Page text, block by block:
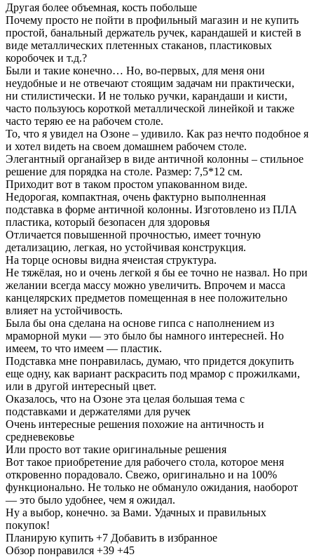
Другая более объемная, кость побольше
Почему просто не пойти в профильный магазин и не купить
простой, банальный держатель ручек, карандашей и кистей в
виде металлических плетенных стаканов, пластиковых
коробочек и т.д.?
Были и такие конечно… Но, во-первых, для меня они
неудобные и не отвечают стоящим задачам ни практически,
ни стилистически. И не только ручки, карандаши и кисти,
часто пользуюсь короткой металлической линейкой и также
часто теряю ее на рабочем столе.
То, что я увидел на Озоне – удивило. Как раз нечто подобное я
и хотел видеть на своем домашнем рабочем столе.
Элегантный органайзер в виде античной колонны – стильное
решение для порядка на столе. Размер: 7,5*12 см.
Приходит вот в таком простом упакованном виде.
Недорогая, компактная, очень фактурно выполненная
подставка в форме античной колонны. Изготовлено из ПЛА
пластика, который безопасен для здоровья
Отличается повышенной прочностью, имеет точную
детализацию, легкая, но устойчивая конструкция.
На торце основы видна ячеистая структура.
Не тяжёлая, но и очень легкой я бы ее точно не назвал. Но при
желании всегда массу можно увеличить. Впрочем и масса
канцелярских предметов помещенная в нее положительно
влияет на устойчивость.
Была бы она сделана на основе гипса с наполнением из
мраморной муки — это было бы намного интересней. Но
имеем, то что имеем — пластик.
Подставка мне понравилась, думаю, что придется докупить
еще одну, как вариант раскрасить под мрамор с прожилками,
или в другой интересный цвет.
Оказалось, что на Озоне эта целая большая тема с
подставками и держателями для ручек
Очень интересные решения похожие на античность и
средневековье
Или просто вот такие оригинальные решения
Вот такое приобретение для рабочего стола, которое меня
откровенно порадовало. Свежо, оригинально и на 100%
функционально. Не только не обмануло ожидания, наоборот
— это было удобнее, чем я ожидал.
Ну а выбор, конечно. за Вами. Удачных и правильных
покупок!
Планирую купить +7 Добавить в избранное
Обзор понравился +39 +45